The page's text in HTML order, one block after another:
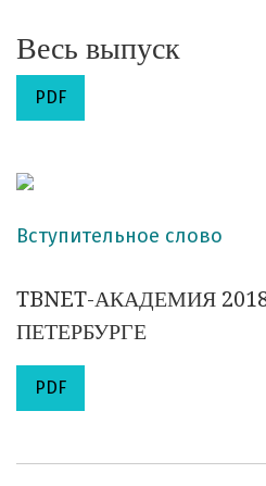
Весь выпуск
PDF
Вступительное слово
TBNET-АКАДЕМИЯ
ПЕТЕРБУРГЕ
PDF